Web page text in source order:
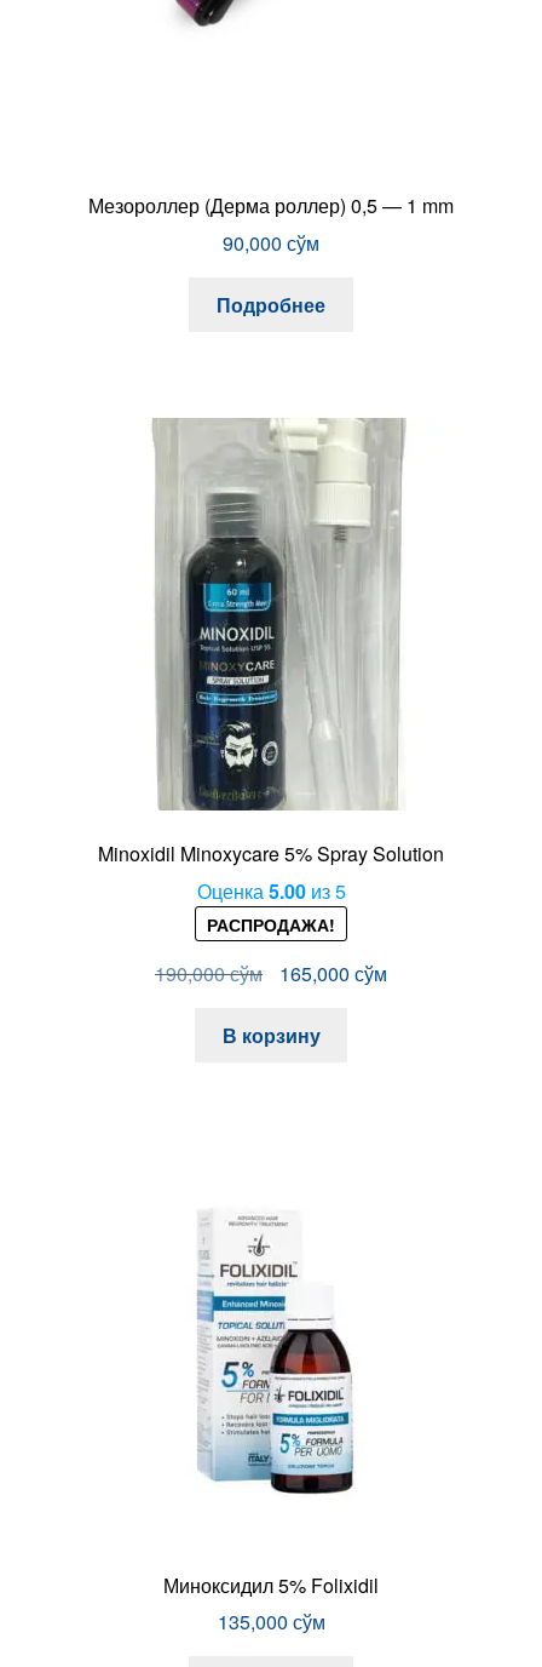
Мезороллер (Дерма роллер) 0,5 — 1 mm
90,000 сўм
Подробнее
Minoxidil Minoxycare 5% Spray Solution
Оценка5.00из 5
РАСПРОДАЖА!
190,000сўм
Первоначальная
составляла
165,000 сўмТекущая
В корзину
Миноксидил 5% Folixidil
135,000 сўм